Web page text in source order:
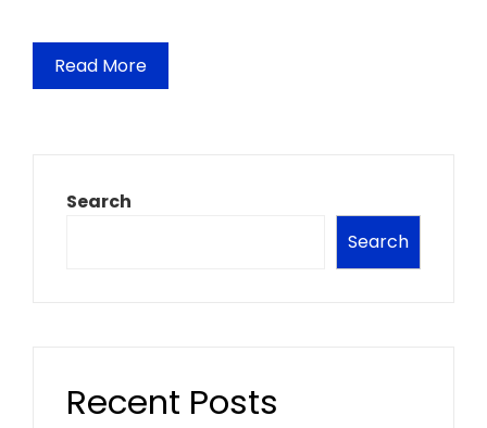
Read More
Search
Search
Recent Posts